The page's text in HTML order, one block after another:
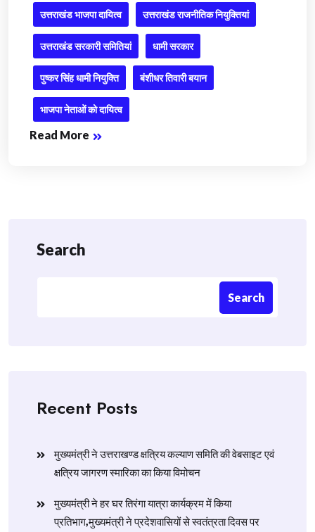
उत्तराखंड भाजपा दायित्व उत्तराखंड राजनीतिक नियुक्तियां
उत्तराखंड सरकारी समितियां धामी सरकार
पुष्कर सिंह धामी नियुक्ति बंशीधर तिवारी बयान
भाजपा नेताओं को दायित्व
Read More
Search
Search
Recent Posts
मुख्यमंत्री ने उत्तराखण्ड क्षत्रिय कल्याण समिति की वेबसाइट एवं
क्षत्रिय जागरण स्मारिका का किया विमोचन
मुख्यमंत्री ने हर घर तिरंगा यात्रा कार्यक्रम में किया
प्रतिभाग,मुख्यमंत्री ने प्रदेशवासियों से स्वतंत्रता दिवस पर